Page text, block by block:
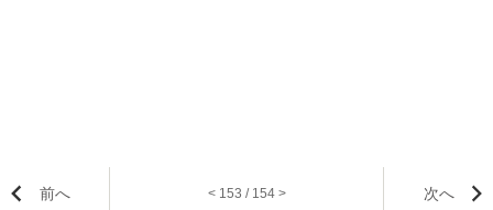
前へ < 153 / 154 > 次へ